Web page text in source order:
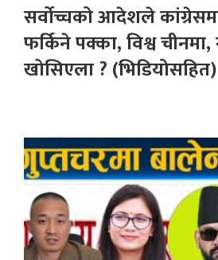
सर्वोच्चको आदेशले
फर्किने पक्का, विश्व
खोसिएला ? (भिडियोसहित)